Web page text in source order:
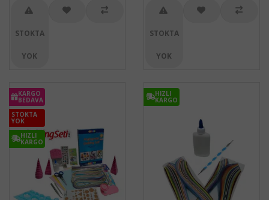
STOKTA
YOK
STOKTA
YOK
KARGO
BEDAVA
STOKTA
YOK
HIZLI
KARGO
HIZLI
KARGO